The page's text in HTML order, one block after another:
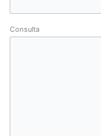
Consulta